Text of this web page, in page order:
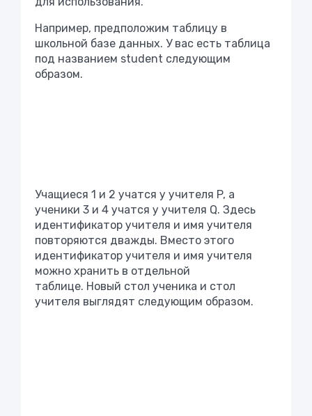
Например, предположим таблицу в
школьной базе данных. У вас есть таблица
под названием student следующим
образом.
Учащиеся 1 и 2 учатся у учителя P, а
ученики 3 и 4 учатся у учителя Q. Здесь
идентификатор учителя и имя учителя
повторяются дважды. Вместо этого
идентификатор учителя и имя учителя
можно хранить в отдельной
таблице. Новый стол ученика и стол
учителя выглядят следующим образом.